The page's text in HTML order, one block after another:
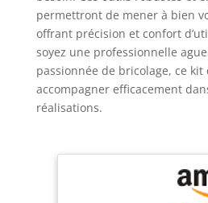
permettront de mener à bien
offrant précision et confort
soyez une professionnelle
passionnée de bricolage, ce kit
accompagner efficacement
réalisations.